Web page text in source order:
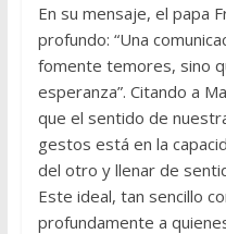
En su mensaje, el papa
profundo: “Una
fomente temores, sino
esperanza”. Citando a
que el sentido de
gestos está en la
del otro y llenar de
Este ideal, tan sencillo
profundamente a